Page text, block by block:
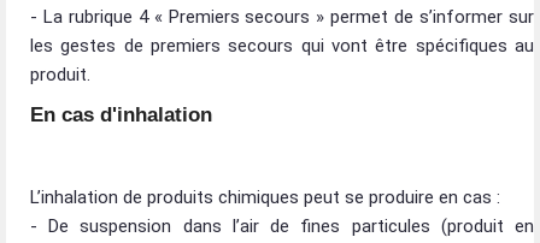
- La rubrique 4 « Premiers secours » permet de s’informer sur
les gestes de premiers secours qui vont être spécifiques au
produit.
En cas d'inhalation
L’inhalation de produits chimiques peut se produire en cas :
- De suspension dans l’air de fines particules (produit en